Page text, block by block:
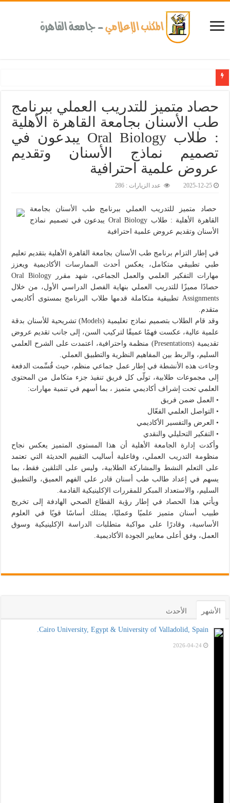
حصاد متميز للتدريب العملي ببرنامج
طب الأسنان بجامعة القاهرة الأهلية
: طلاب Oral Biology يبدعون في
تصميم نماذج الأسنان وتقديم
عروض علمية احترافية‎
2025-12-25 عدد الزيارات : 286
حصاد متميز للتدريب العملي ببرنامج طب الأسنان بجامعة
القاهرة الأهلية : طلاب Oral Biology يبدعون في تصميم نماذج
الأسنان وتقديم عروض علمية احترافية
في إطار التزام برنامج طب الأسنان بجامعة القاهرة الأهلية بتقديم تعليم
طبي تطبيقي متكامل، يعكس أحدث الممارسات الأكاديمية ويعزز
مهارات التفكير العلمي والعمل الجماعي، شهد مقرر Oral Biology
حصادًا مميزًا للتدريب العملي بنهاية الفصل الدراسي الأول، من خلال
Assignments تطبيقية متكاملة قدمها طلاب البرنامج بمستوى أكاديمي
متقدم.
وقد قام الطلاب بتصميم نماذج تعليمية (Models) تشريحية للأسنان بدقة
علمية عالية، عكست فهمًا عميقًا لتركيب السن، إلى جانب تقديم عروض
تقديمية (Presentations) منظمة واحترافية، اعتمدت على الشرح العلمي
السليم، والربط بين المفاهيم النظرية والتطبيق العملي.
وجاءت هذه الأنشطة في إطار عمل جماعي منظم، حيث قُسِّمت الدفعة
إلى مجموعات طلابية، تولّى كل فريق تنفيذ جزء متكامل من المحتوى
العلمي تحت إشراف أكاديمي متميز ، بما أسهم في تنمية مهارات:
• العمل ضمن فريق
• التواصل العلمي الفعّال
• العرض والتفسير الأكاديمي
• التفكير التحليلي والنقدي
وأكدت إدارة الجامعة الأهلية أن هذا المستوى المتميز يعكس نجاح
منظومة التدريب العملي، وفاعلية أساليب التقييم الحديثة التي تعتمد
على التعلم النشط والمشاركة الطلابية، وليس على التلقين فقط، بما
يسهم في إعداد طالب طب أسنان قادر على الفهم العميق، والتطبيق
السليم، والاستعداد المبكر للمقررات الإكلينيكية القادمة.
ويأتي هذا الحصاد في إطار رؤية القطاع الصحي الهادفة إلى تخريج
طبيب أسنان متميز علميًا وعمليًا، يمتلك أساسًا قويًا في العلوم
الأساسية، وقادرًا على مواكبة متطلبات الدراسة الإكلينيكية وسوق
العمل، وفق أعلى معايير الجودة الأكاديمية.
الأشهر الأحدث
Cairo University, Egypt & University of Valladolid, Spain.
2026-04-24